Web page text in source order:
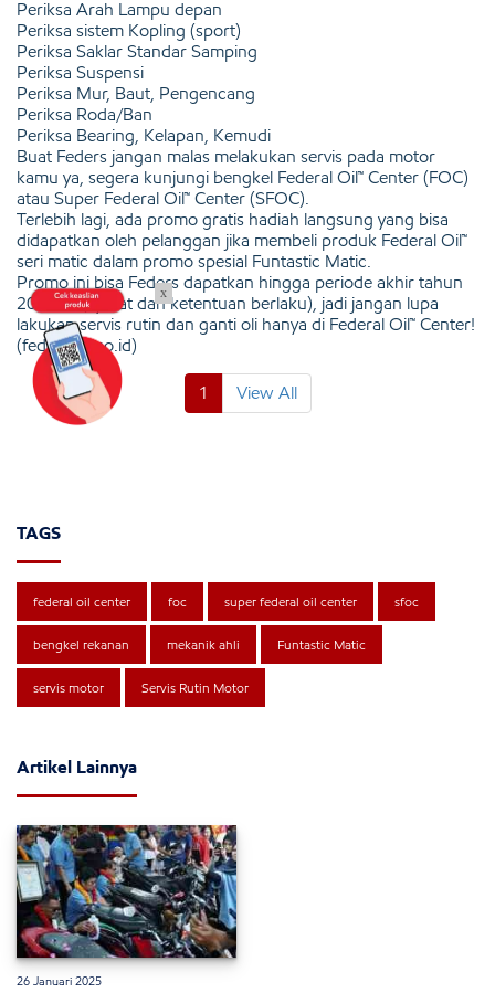
Periksa Arah Lampu depan
Periksa sistem Kopling (sport)
Periksa Saklar Standar Samping
Periksa Suspensi
Periksa Mur, Baut, Pengencang
Periksa Roda/Ban
Periksa Bearing, Kelapan, Kemudi
Buat Feders jangan malas melakukan servis pada motor
kamu ya, segera kunjungi bengkel Federal Oil™ Center (FOC)
atau Super Federal Oil™ Center (SFOC).
Terlebih lagi, ada promo gratis hadiah langsung yang bisa
didapatkan oleh pelanggan jika membeli produk Federal Oil™
seri matic dalam promo spesial Funtastic Matic.
Promo ini bisa Feders dapatkan hingga periode akhir tahun
2023 ini (syarat dan ketentuan berlaku), jadi jangan lupa
lakukan servis rutin dan ganti oli hanya di Federal Oil™ Center!
(federaloil.co.id)
1 View All
TAGS
federal oil center foc super federal oil center sfoc
bengkel rekanan mekanik ahli Funtastic Matic
servis motor Servis Rutin Motor
Artikel Lainnya
26 Januari 2025
x